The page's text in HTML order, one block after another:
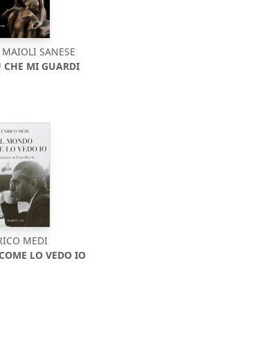
SANESE
CHE MI GUARDI
MEDI
LO VEDO IO